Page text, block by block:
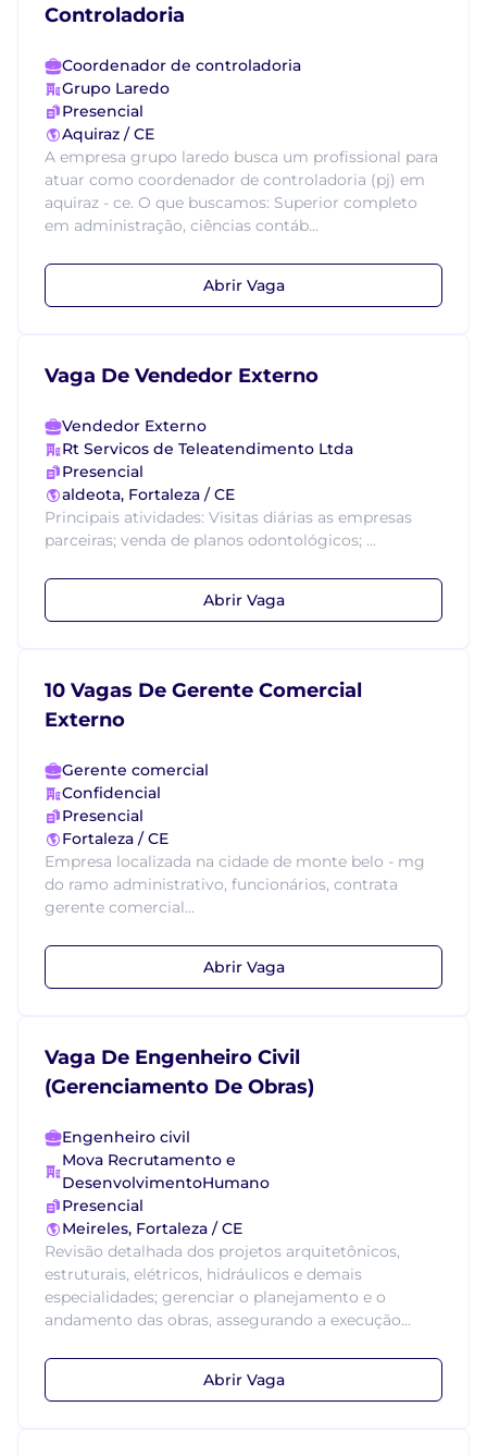
Controladoria
Coordenador de controladoria
Grupo Laredo
Presencial
Aquiraz / CE
A empresa grupo laredo busca um profissional para
atuar como coordenador de controladoria (pj) em
aquiraz - ce. O que buscamos: Superior completo
em administração, ciências contáb...
Abrir Vaga
Vaga De Vendedor Externo
Vendedor Externo
Rt Servicos de Teleatendimento Ltda
Presencial
aldeota, Fortaleza / CE
Principais atividades: Visitas diárias as empresas
parceiras; venda de planos odontológicos; ...
Abrir Vaga
10 Vagas De Gerente Comercial
Externo
Gerente comercial
Confidencial
Presencial
Fortaleza / CE
Empresa localizada na cidade de monte belo - mg
do ramo administrativo, funcionários, contrata
gerente comercial...
Abrir Vaga
Vaga De Engenheiro Civil
(Gerenciamento De Obras)
Engenheiro civil
Mova Recrutamento e
DesenvolvimentoHumano
Presencial
Meireles, Fortaleza / CE
Revisão detalhada dos projetos arquitetônicos,
estruturais, elétricos, hidráulicos e demais
especialidades; gerenciar o planejamento e o
andamento das obras, assegurando a execução...
Abrir Vaga